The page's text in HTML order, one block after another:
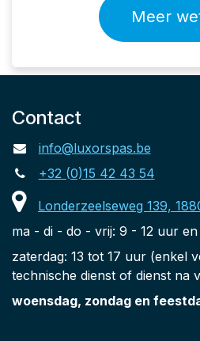
Meer
Contact
info@luxorspas.be
+32 (0)15 42 43 54
Londerzeelseweg 139,
ma - di - do - vrij: 9 - 12 uur
zaterdag: 13 tot 17 uur (enkel
technische dienst of dienst na
woensdag, zondag en